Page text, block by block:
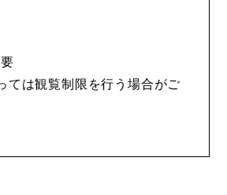
ては観覧制限を行う場合がご